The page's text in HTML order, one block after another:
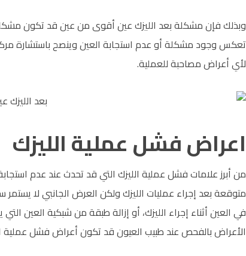
وبذلك فإن مشكلة بعد الليزك عين أقوى من عين قد تكون
تعكس وجود مشكلة أو عدم استجابة العين وينصح باستشارة
لأي أعراض مصاحبة للعملية.
اعراض فشل عملية الليزك
من أبرز علامات فشل عملية الليزك التي قد تحدث عند عدم
متوقعة بعد إجراء عمليات الليزك ولكن العرض الجانبي لا
في العين أثناء إجراء الليزك، أو إزالة طبقة من شبكية العين
الأعراض بالفحص عند طبيب العيون قد تكون أعراض فشل عملية